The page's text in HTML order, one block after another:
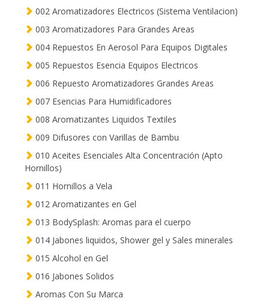
002 Aromatizadores Electricos (Sistema Ventilacion)
003 Aromatizadores Para Grandes Areas
004 Repuestos En Aerosol Para Equipos Digitales
005 Repuestos Esencia Equipos Electricos
006 Repuesto Aromatizadores Grandes Areas
007 Esencias Para Humidificadores
008 Aromatizantes Liquidos Textiles
009 Difusores con Varillas de Bambu
010 Aceites Esenciales Alta Concentración (Apto
Hornillos)
011 Hornillos a Vela
012 Aromatizantes en Gel
013 BodySplash: Aromas para el cuerpo
014 Jabones liquidos, Shower gel y Sales minerales
015 Alcohol en Gel
016 Jabones Solidos
Aromas Con Su Marca